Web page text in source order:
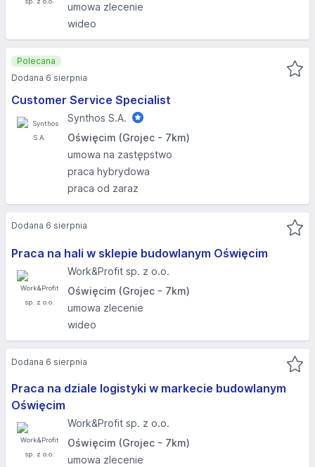
umowa zlecenie
wideo
Customer Service Specialist
Synthos S.A.
Oświęcim (Grojec - 7km)
umowa na zastępstwo
praca hybrydowa
praca od zaraz
Polecana
Dodana 6 sierpnia
Praca na hali w sklepie budowlanym Oświęcim
Work&Profit sp. z o.o.
Oświęcim (Grojec - 7km)
umowa zlecenie
wideo
Dodana 6 sierpnia
Praca na dziale logistyki w markecie budowlanym
Oświęcim
Work&Profit sp. z o.o.
Oświęcim (Grojec - 7km)
umowa zlecenie
Dodana 6 sierpnia